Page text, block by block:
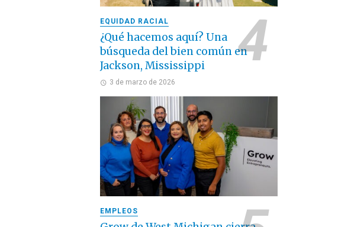
EQUIDAD RACIAL
¿Qué hacemos aquí? Una
búsqueda del bien común en
Jackson, Mississippi
3 de marzo de 2026
EMPLEOS